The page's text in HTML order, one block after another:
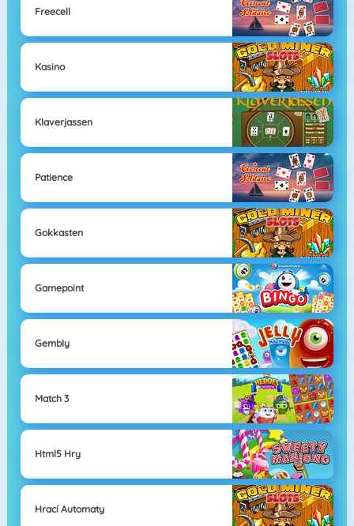
Freecell
Kasino
Klaverjassen
Patience
Gokkasten
Gamepoint
Gembly
Match 3
Html5 Hry
Hrací Automaty